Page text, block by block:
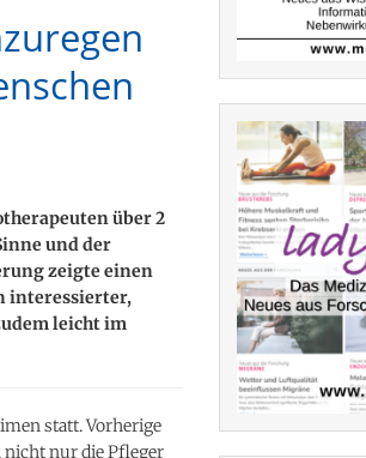
über 2
und der
zeigte einen
interessierter,
leicht im
statt. Vorherige
nicht nur die Pfleger